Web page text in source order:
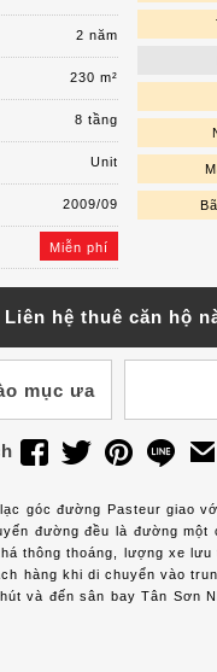
2 năm
230 m²
8 tầng
Unit
2009/09
Miễn phí
Liên hệ thuê căn hộ
mục ưa
góc đường Pasteur giao
đường đều là đường một
thông thoáng, lượng xe
hàng khi di chuyển vào
và đến sân bay Tân Sơn